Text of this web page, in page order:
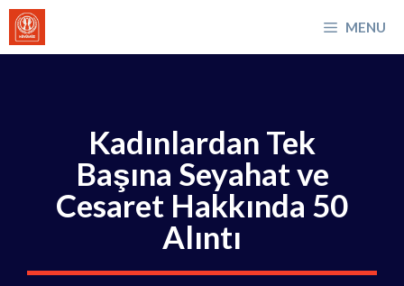
İçeriğe
atla
MENU
Kadınlardan Tek
Başına Seyahat ve
Cesaret Hakkında 50
Alıntı